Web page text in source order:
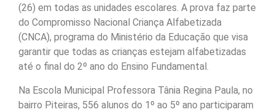
(26) em todas as unidades escolares. A prova faz parte
do Compromisso Nacional Criança Alfabetizada
(CNCA), programa do Ministério da Educação que visa
garantir que todas as crianças estejam alfabetizadas
até o final do 2º ano do Ensino Fundamental.
Na Escola Municipal Professora Tânia Regina Paula, no
bairro Piteiras, 556 alunos do 1º ao 5º ano participaram